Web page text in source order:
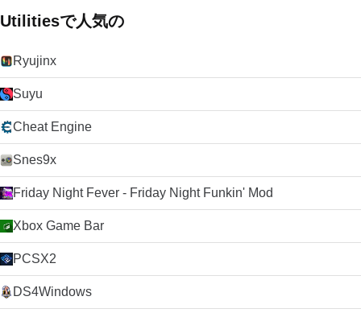
Utilitiesで人気の
Ryujinx
Suyu
Cheat Engine
Snes9x
Friday Night Fever - Friday Night Funkin' Mod
Xbox Game Bar
PCSX2
DS4Windows